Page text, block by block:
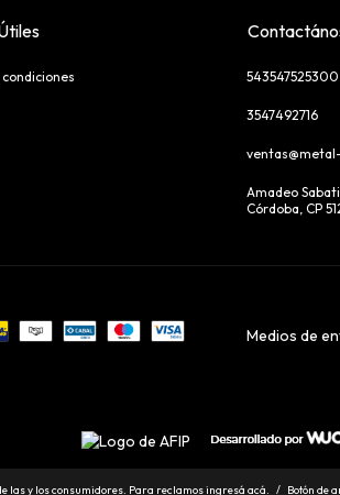
543547525300
3547492716
Amadeo
Córdoba, CP
Medios de
las y los consumidores. Para reclamosingresá acá. / Botón de